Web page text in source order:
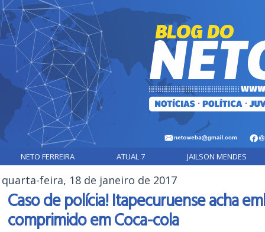
NETO FERREIRA ATUAL 7 JAILSON MENDES
quarta-feira, 18 de janeiro de 2017
Caso de polícia! Itapecuruense acha
comprimido em Coca-cola